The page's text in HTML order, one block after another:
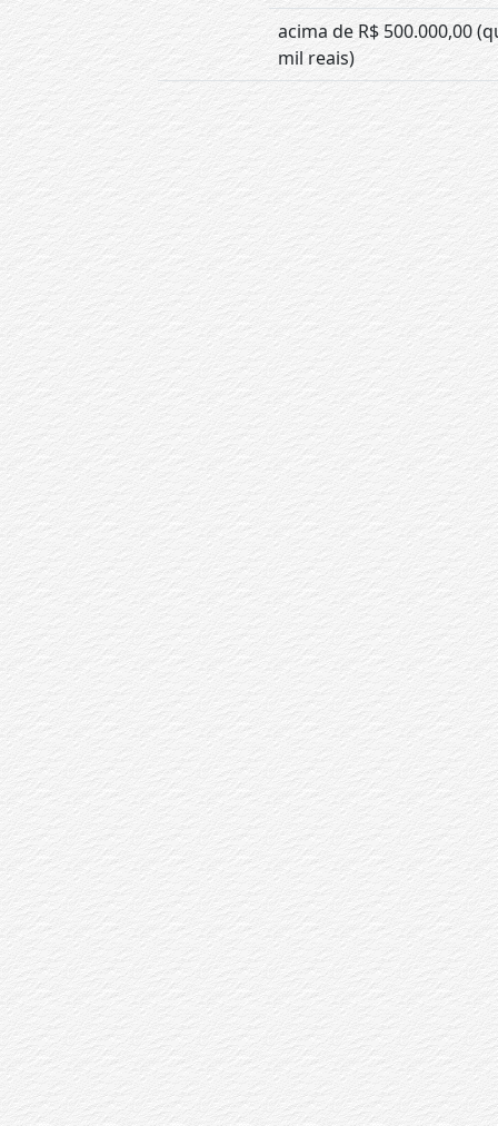
acima de R$ 500.000,00
mil reais)